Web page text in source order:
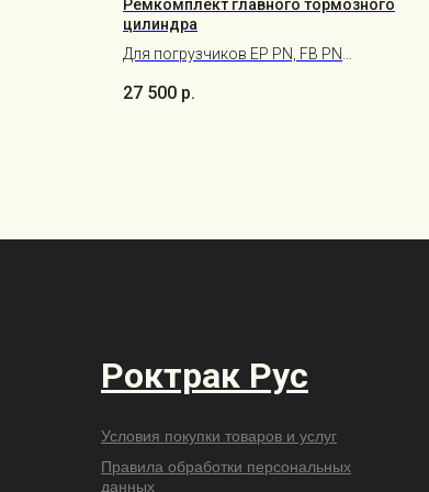
Ремкомплект главного тормозного
цилиндра
Для погрузчиков EP PN, FB PN
27 500 р.
Роктрак Рус
Правила обработки персональных
данных
Условия покупки товаров и услуг